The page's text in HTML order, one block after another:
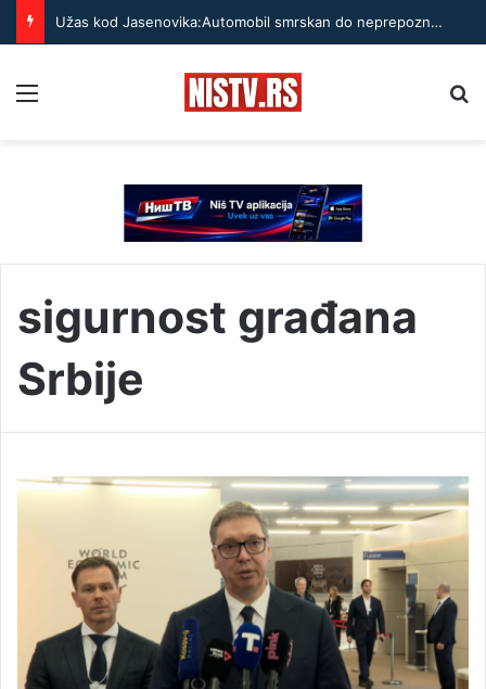
Užas kod Jasenovika:Automobil smrskan do neprepoznatljivosti, točak odleteo – strahuje se da ima teško povređenih
sigurnost građana
Srbije